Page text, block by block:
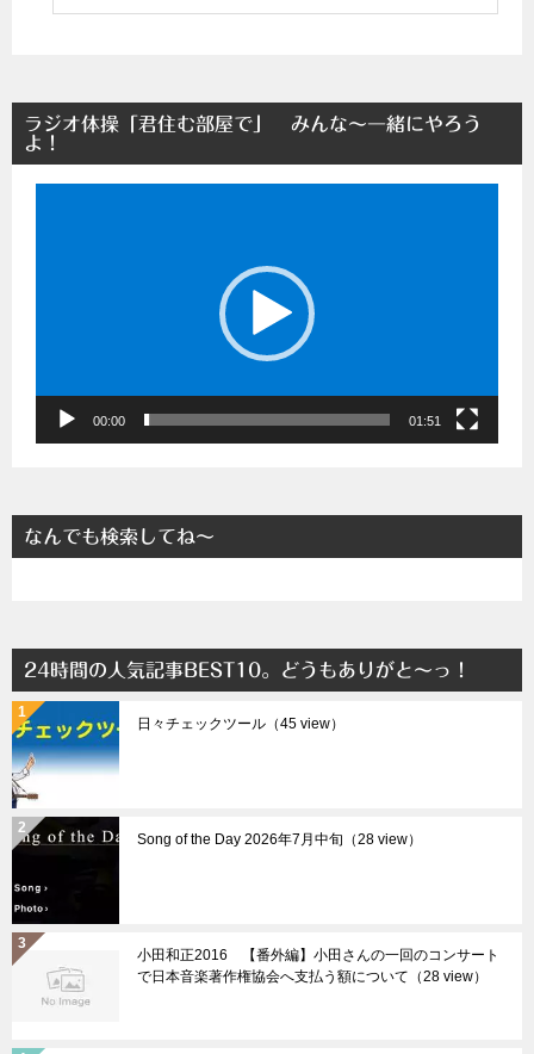
ラジオ体操「君住む部屋で」 みんな～一緒にやろう
よ！
00:00 01:51
なんでも検索してね～
24時間の人気記事BEST10。どうもありがと～っ！
日々チェックツール（45 view）
Song of the Day 2026年7月中旬（28 view）
小田和正2016 【番外編】小田さんの一回のコンサート
で日本音楽著作権協会へ支払う額について（28 view）